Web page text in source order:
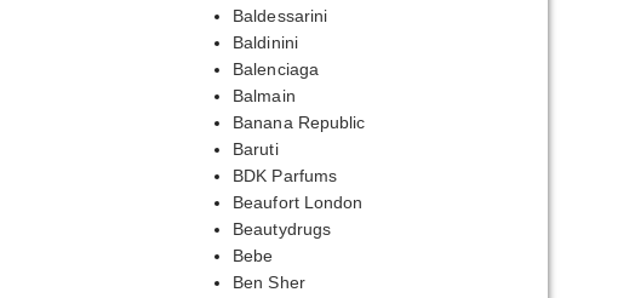
Baldessarini
Baldinini
Balenciaga
Balmain
Banana Republic
Baruti
BDK Parfums
Beaufort London
Beautydrugs
Bebe
Ben Sher